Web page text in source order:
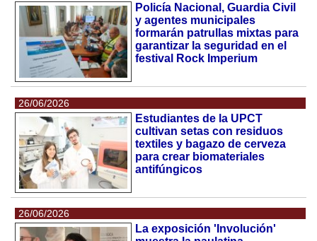
Policía Nacional, Guardia Civil
y agentes municipales
formarán patrullas mixtas para
garantizar la seguridad en el
festival Rock Imperium
26/06/2026
Estudiantes de la UPCT
cultivan setas con residuos
textiles y bagazo de cerveza
para crear biomateriales
antifúngicos
26/06/2026
La exposición 'Involución'